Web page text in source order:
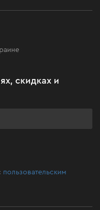
скидках и
пользовательским